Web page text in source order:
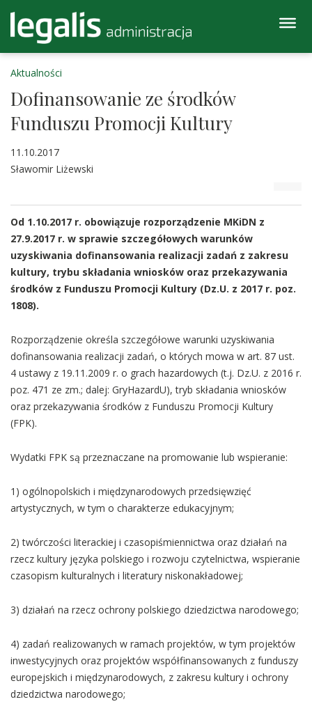
Aktualności
Dofinansowanie ze środków
Funduszu Promocji Kultury
11.10.2017
Sławomir Liżewski
Od 1.10.2017 r. obowiązuje rozporządzenie MKiDN z
27.9.2017 r. w sprawie szczegółowych warunków
uzyskiwania dofinansowania realizacji zadań z zakresu
kultury, trybu składania wniosków oraz przekazywania
środków z Funduszu Promocji Kultury (Dz.U. z 2017 r. poz.
1808).
Rozporządzenie określa szczegółowe warunki uzyskiwania
dofinansowania realizacji zadań, o których mowa w art. 87 ust.
4 ustawy z 19.11.2009 r. o grach hazardowych (t.j. Dz.U. z 2016 r.
poz. 471 ze zm.; dalej: GryHazardU), tryb składania wniosków
oraz przekazywania środków z Funduszu Promocji Kultury
(FPK).
Wydatki FPK są przeznaczane na promowanie lub wspieranie:
1) ogólnopolskich i międzynarodowych przedsięwzięć
artystycznych, w tym o charakterze edukacyjnym;
2) twórczości literackiej i czasopiśmiennictwa oraz działań na
rzecz kultury języka polskiego i rozwoju czytelnictwa, wspieranie
czasopism kulturalnych i literatury niskonakładowej;
3) działań na rzecz ochrony polskiego dziedzictwa narodowego;
4) zadań realizowanych w ramach projektów, w tym projektów
inwestycyjnych oraz projektów współfinansowanych z funduszy
europejskich i międzynarodowych, z zakresu kultury i ochrony
dziedzictwa narodowego;